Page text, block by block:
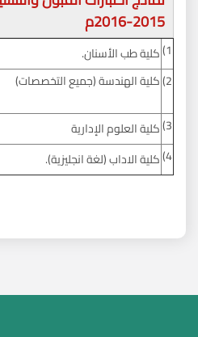
2015-2016م
1) كلية طب الأسنان.
2) كلية الهندسة (جميع
3) كلية العلوم الإدارية
4) كلية الاداب (لغة انجليزية).